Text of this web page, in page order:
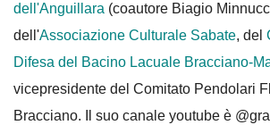
dell'Anguillara (coautore Biagio
dell'Associazione Culturale Sabate, del
Difesa del Bacino Lacuale Bracciano-
vicepresidente del Comitato Pendolari
Bracciano. Il suo canale youtube è